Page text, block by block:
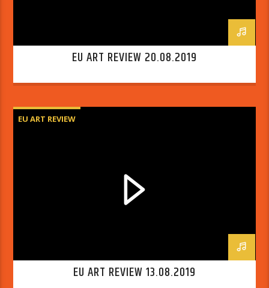
EU ART REVIEW 20.08.2019
EU ART REVIEW
EU ART REVIEW 13.08.2019